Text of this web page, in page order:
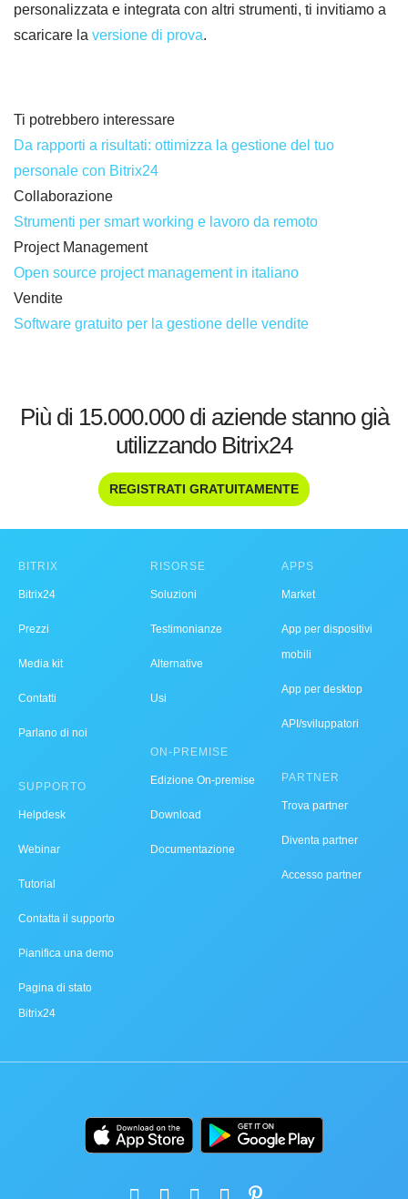
personalizzata e integrata con altri strumenti, ti invitiamo a
scaricare la versione di prova.
Ti potrebbero interessare
Da rapporti a risultati: ottimizza la gestione del tuo
personale con Bitrix24
Collaborazione
Strumenti per smart working e lavoro da remoto
Project Management
Open source project management in italiano
Vendite
Software gratuito per la gestione delle vendite
Più di 15.000.000 di aziende stanno già
utilizzando Bitrix24
REGISTRATI GRATUITAMENTE
BITRIX
Bitrix24
Prezzi
Media kit
Contatti
Parlano di noi
SUPPORTO
Helpdesk
Webinar
Tutorial
Contatta il supporto
Pianifica una demo
Pagina di stato
Bitrix24
RISORSE
Soluzioni
Testimonianze
Alternative
Usi
ON-PREMISE
Edizione On-premise
Download
Documentazione
APPS
Market
App per dispositivi
mobili
App per desktop
API/sviluppatori
PARTNER
Trova partner
Diventa partner
Accesso partner